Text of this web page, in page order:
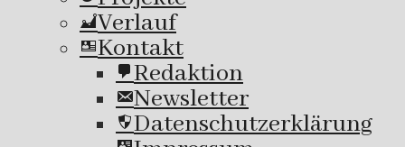
Verlauf
Kontakt
Redaktion
Newsletter
Datenschutzerklärung